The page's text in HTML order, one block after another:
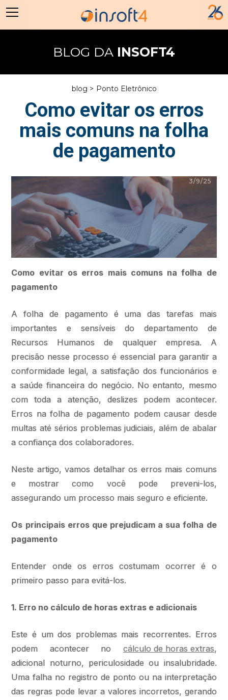
BLOG DAINSOFT4
blog > Ponto Eletrônico
Como evitar os erros
mais comuns na folha
de pagamento
3/9/25
Como evitar os erros mais comuns na folha de
pagamento
A folha de pagamento é uma das tarefas mais
importantes e sensíveis do departamento de
Recursos Humanos de qualquer empresa. A
precisão nesse processo é essencial para garantir a
conformidade legal, a satisfação dos funcionários e
a saúde financeira do negócio. No entanto, mesmo
com toda a atenção, deslizes podem acontecer.
Erros na folha de pagamento podem causar desde
multas até sérios problemas judiciais, além de abalar
a confiança dos colaboradores.
Neste artigo, vamos detalhar os erros mais comuns
e mostrar como você pode preveni-los,
assegurando um processo mais seguro e eficiente.
Os principais erros que prejudicam a sua folha de
pagamento
Entender onde os erros costumam ocorrer é o
primeiro passo para evitá-los.
1. Erro no cálculo de horas extras e adicionais
Este é um dos problemas mais recorrentes. Erros
podem acontecer no cálculo de horas extras,
adicional noturno, periculosidade ou insalubridade.
Uma falha no registro de ponto ou na interpretação
das regras pode levar a valores incorretos, gerando